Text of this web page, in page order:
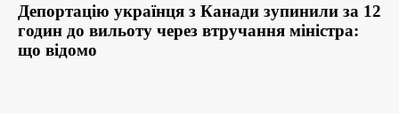
Депортацію українця з Канади зупинили за 12
годин до вильоту через втручання міністра:
що відомо